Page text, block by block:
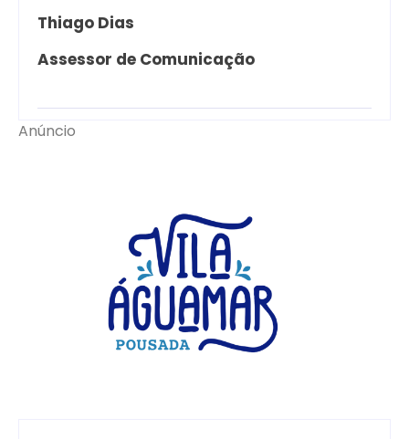
Thiago Dias
Assessor de Comunicação
Anúncio